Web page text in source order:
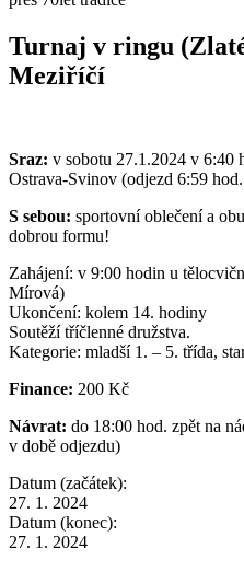
Turnaj v ringu
Meziříčí
Sraz: v sobotu 27.1.2024 v 6:40
Ostrava-Svinov (odjezd 6:59
S sebou: sportovní oblečení a
dobrou formu!
Zahájení: v 9:00 hodin u
Mírová)
Ukončení: kolem 14. hodiny
Soutěží tříčlenné družstva.
Kategorie: mladší 1. – 5. třída,
Finance: 200 Kč
Návrat: do 18:00 hod. zpět na
v době odjezdu)
Datum (začátek):
27. 1. 2024
Datum (konec):
27. 1. 2024